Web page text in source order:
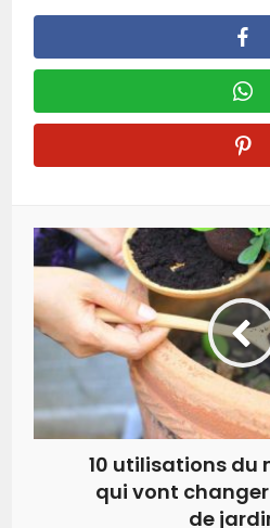
10 utilisations du
qui vont
de